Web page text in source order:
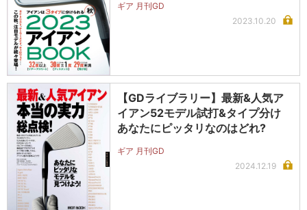
ギア 月刊GD
2023.10.20
【GDライブラリー】最新&人気ア
イアン52モデル試打&タイプ分け
あなたにピッタリなのはどれ?
ギア 月刊GD
2024.12.19